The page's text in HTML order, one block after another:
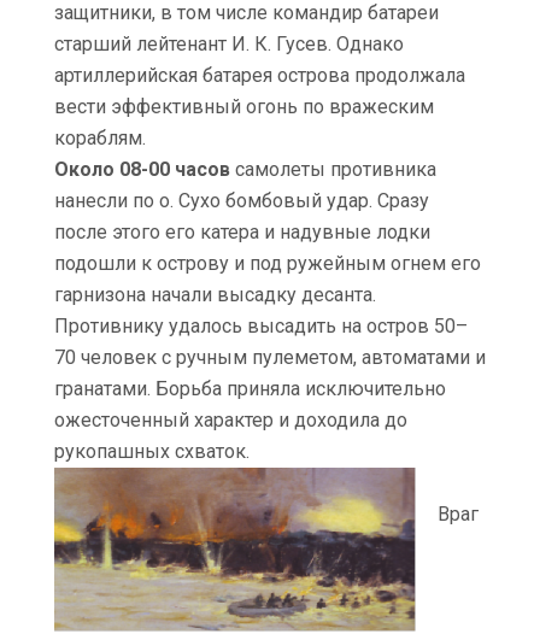
защитники, в том числе командир батареи
старший лейтенант И. К. Гусев. Однако
артиллерийская батарея острова продолжала
вести эффективный огонь по вражеским
кораблям.
Около 08-00 часов самолеты противника
нанесли по о. Сухо бомбовый удар. Сразу
после этого его катера и надувные лодки
подошли к острову и под ружейным огнем его
гарнизона начали высадку десанта.
Противнику удалось высадить на остров 50–
70 человек с ручным пулеметом, автоматами и
гранатами. Борьба приняла исключительно
ожесточенный характер и доходила до
рукопашных схваток.
Враг